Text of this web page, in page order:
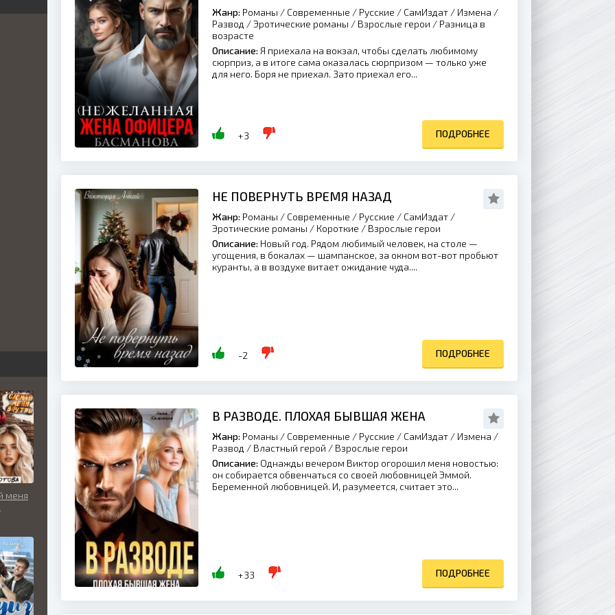
Жанр: Романы / Современные / Русские / СамИздат / Измена /
Развод / Эротические романы / Взрослые герои / Разница в
возрасте
Описание: Я приехала на вокзал, чтобы сделать любимому
сюрприз, а в итоге сама оказалась сюрпризом — только уже
для него. Боря не приехал. Зато приехал его...
+3 ПОДРОБНЕЕ
НЕ ПОВЕРНУТЬ ВРЕМЯ НАЗАД
Жанр: Романы / Современные / Русские / СамИздат /
Эротические романы / Короткие / Взрослые герои
Описание: Новый год. Рядом любимый человек, на столе —
угощения, в бокалах — шампанское, за окном вот-вот пробьют
куранты, а в воздухе витает ожидание чуда....
-2 ПОДРОБНЕЕ
В РАЗВОДЕ. ПЛОХАЯ БЫВШАЯ ЖЕНА
Жанр: Романы / Современные / Русские / СамИздат / Измена /
Развод / Властный герой / Взрослые герои
Описание: Однажды вечером Виктор огорошил меня новостью:
он собирается обвенчаться со своей любовницей Эммой.
Беременной любовницей. И, разумеется, считает это...
+33 ПОДРОБНЕЕ
меня